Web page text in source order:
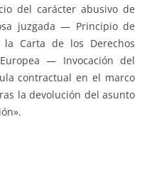
del carácter abusivo de
juzgada — Principio de
Carta de los Derechos
— Invocación del
contractual en el marco
la devolución del asunto